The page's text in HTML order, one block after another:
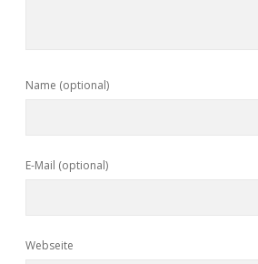
Name (optional)
E-Mail (optional)
Webseite